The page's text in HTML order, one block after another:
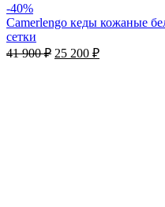
-40%
Camerlengo кеды кожаные
сетки
41 900₽ 25 200 ₽